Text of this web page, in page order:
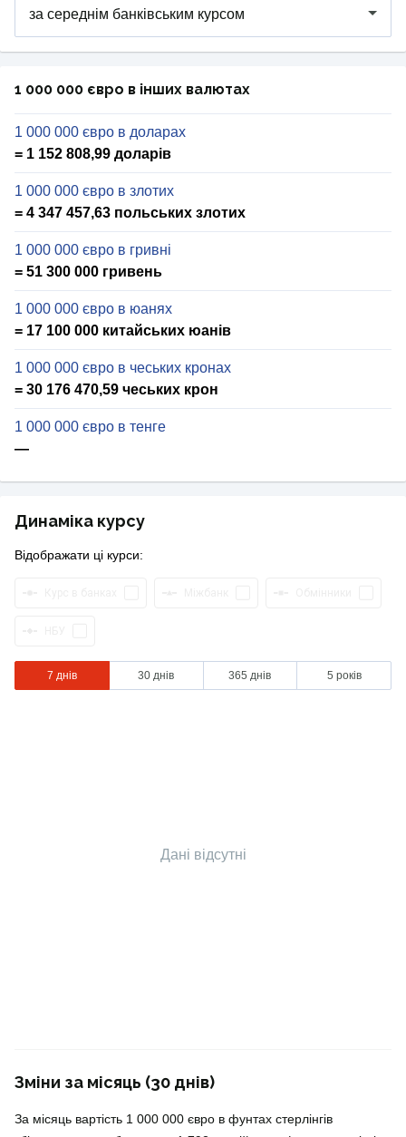
1 000 000 євро в інших валютах
1 000 000 євро в доларах
= 1 152 808,99 доларів
1 000 000 євро в злотих
= 4 347 457,63 польських злотих
1 000 000 євро в гривні
= 51 300 000 гривень
1 000 000 євро в юанях
= 17 100 000 китайських юанів
1 000 000 євро в чеських кронах
= 30 176 470,59 чеських крон
1 000 000 євро в тенге
—
Динаміка курсу
Відображати ці курси:
7 днів 30 днів 365 днів 5 років
Дані відсутні
Зміни за місяць (30 днів)
За місяць вартість 1 000 000 євро в фунтах стерлінгів